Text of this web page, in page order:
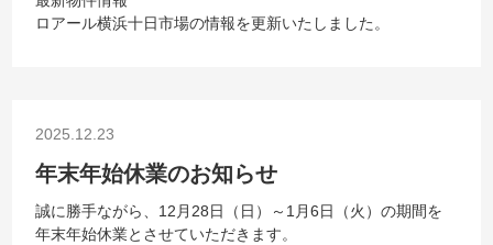
ロアール横浜十日市場の情報を更新いたしました。
2025.12.23
年末年始休業のお知らせ
誠に勝手ながら、12月28日（日）～1月6日（火）の期間を
年末年始休業とさせていただきます。